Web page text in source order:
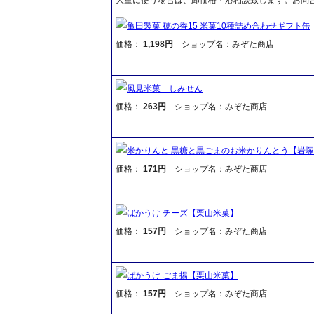
亀田製菓 穂の香15 米菓10種詰め合わせギフト缶
価格： 1,198円 ショップ名：みぞた商店
風見米菓 しみせん
価格： 263円 ショップ名：みぞた商店
米かりんと 黒糖と黒ごまのお米かりんとう【岩
価格： 171円 ショップ名：みぞた商店
ばかうけ チーズ【栗山米菓】
価格： 157円 ショップ名：みぞた商店
ばかうけ ごま揚【栗山米菓】
価格： 157円 ショップ名：みぞた商店